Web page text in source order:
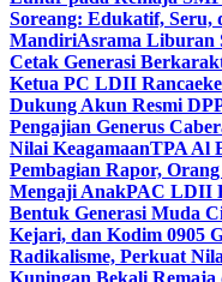
Soreang: Edukatif,
MandiriAsrama Liburan
Cetak Generasi
Ketua PC LDII
Dukung Akun Resmi
Pengajian Generus
Nilai KeagamaanTPA Al
Pembagian Rapor,
Mengaji AnakPAC LDII
Bentuk Generasi Muda
Kejari, dan Kodim 0905
Radikalisme, Perkuat